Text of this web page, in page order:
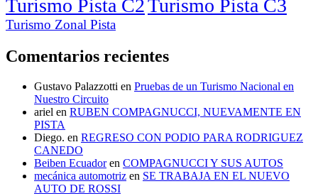
Turismo Pista C2Turismo Pista C3
Turismo Zonal Pista
Comentarios recientes
Gustavo Palazzotti en Pruebas de un Turismo Nacional en
Nuestro Circuito
ariel en RUBEN COMPAGNUCCI, NUEVAMENTE EN
PISTA
Diego. en REGRESO CON PODIO PARA RODRIGUEZ
CANEDO
Beiben Ecuadoren COMPAGNUCCI Y SUS AUTOS
mecánica automotriz en SE TRABAJA EN EL NUEVO
AUTO DE ROSSI